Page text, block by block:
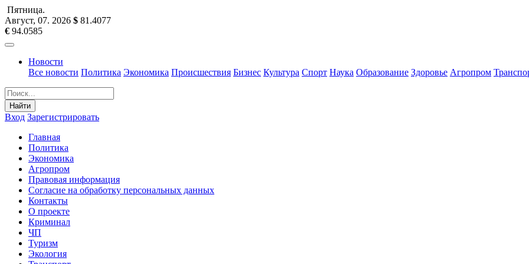
Пятница.
Август, 07. 2026 $ 81.4077
€ 94.0585
Новости
Все новости Политика Экономика Происшествия Бизнес Культура Спорт Наука Образование Здоровье Агропром
Найти
Вход Зарегистрировать
Главная
Политика
Экономика
Агропром
Правовая информация
Согласие на обработку персональных данных
Контакты
О проекте
Криминал
ЧП
Туризм
Экология